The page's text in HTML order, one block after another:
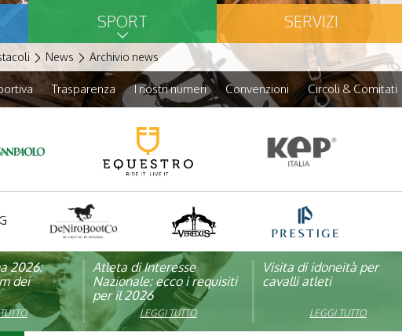
SPORT SERVIZI
News Archivio news
Trasparenza I nostri numeri Convenzioni Circoli & Comitati
2026:
dei
Atleta di Interesse
Nazionale: ecco i requisiti
per il 2026
LEGGI TUTTO
Visita di idoneità per
cavalli atleti
LEGGI TUTTO
Campagna
Natale con la FISE: al via
la nona edizione
dell’iniziativa solidale della
Federazione Italiana Sport
Equestri
LEGGI TUTTO
Studente Atleta di alto
livello: pubblicato il bando
2025/2026LEGGI TUTTO